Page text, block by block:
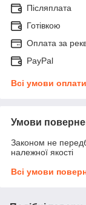
Післяплата
Готівкою
Оплата за
PayPal
Всі умови оплати
Умови
Законом не
належної якості
Всі умови